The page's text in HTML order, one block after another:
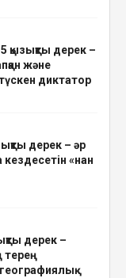
қызықты дерек –
және
диктатор
дерек – әр
«нан
дерек –
терең